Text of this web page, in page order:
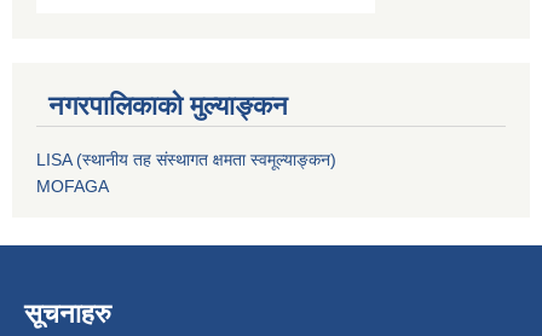
नगरपालिकाको मुल्याङ्कन
LISA (स्थानीय तह संस्थागत क्षमता स्वमूल्याङ्कन)
MOFAGA
सूचनाहरु